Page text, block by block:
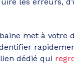
met à votre
dédié qui